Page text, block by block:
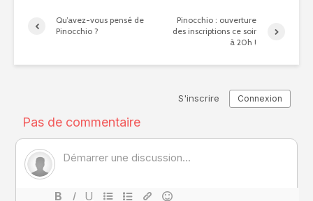
Qu’avez-vous pensé de
Pinocchio ?
Pinocchio : ouverture
des inscriptions ce soir
à 20h !